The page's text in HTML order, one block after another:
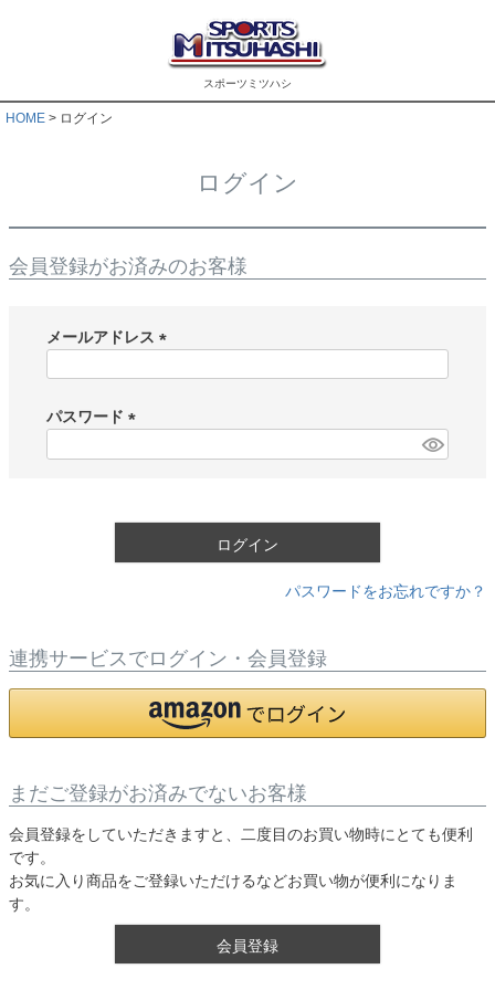
スポーツミツハシ
HOME ログイン
ログイン
会員登録がお済みのお客様
メールアドレス
)
パスワード
ログイン
パスワードをお忘れですか？
連携サービスでログイン・会員登録
まだご登録がお済みでないお客様
会員登録をしていただきますと、二度目のお買い物時にとても便利
です。
お気に入り商品をご登録いただけるなどお買い物が便利になりま
す。
会員登録